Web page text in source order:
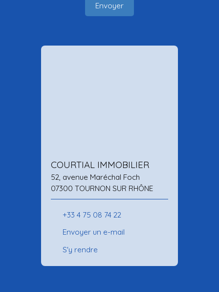
Envoyer
COURTIAL IMMOBILIER
52, avenue Maréchal Foch
07300 TOURNON SUR RHÔNE
+33 4 75 08 74 22
Envoyer un e-mail
S'y rendre